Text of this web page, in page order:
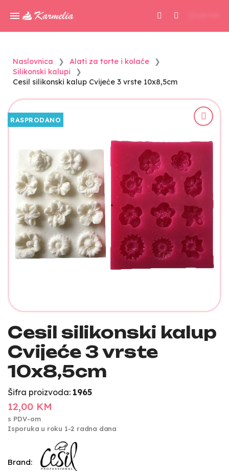
Naslovnica
Alati za torte i kolače
Silikonski kalupi
Cesil silikonski kalup Cvijeće 3 vrste 10x8,5cm
RASPRODANO
Cesil silikonski kalup
Cvijeće 3 vrste
10x8,5cm
Šifra proizvoda: 1965
12,00 KM
s PDV-om
Isporuka u roku 1-2 radna dana
Brand: